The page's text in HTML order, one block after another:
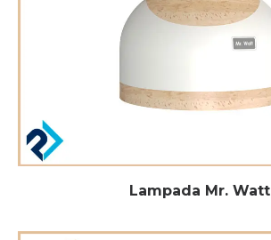
Lampada Mr. Watt